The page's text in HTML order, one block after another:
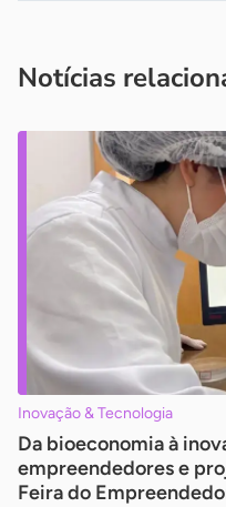
Notícias
Inovação & Tecnologia
Da bioeconomia à
empreendedores e
Feira do